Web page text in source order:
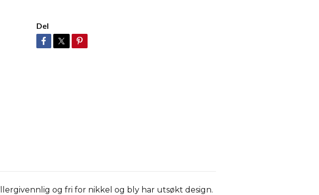
Del
og fri for nikkel og bly har utsøkt design.